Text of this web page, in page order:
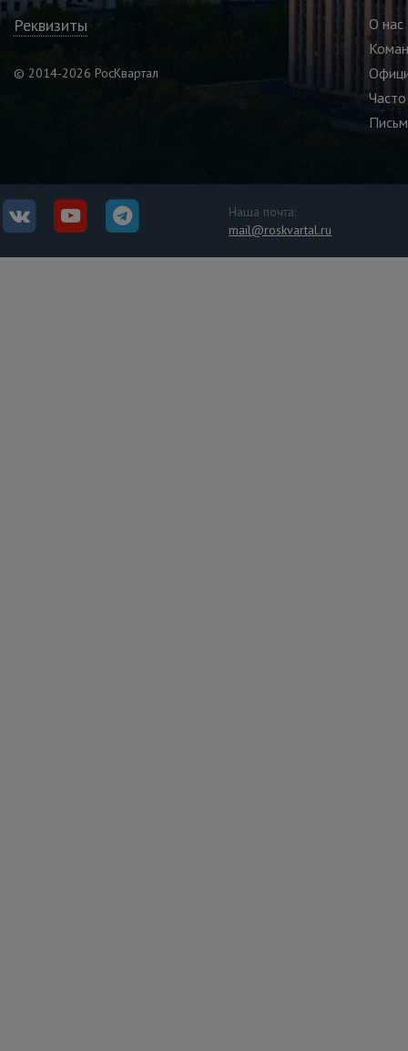
Реквизиты
© 2014-2026 РосКвартал
О нас
Наша почта:
mail@roskvartal.ru